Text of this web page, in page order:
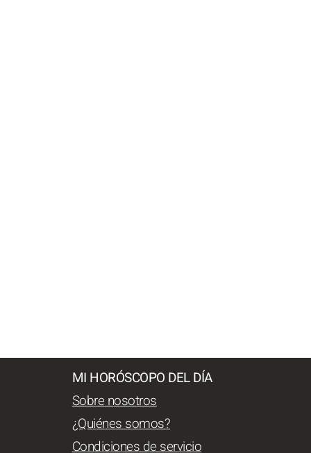
MI HORÓSCOPO DEL DÍA
Sobre nosotros
¿Quiénes somos?
Condiciones de servicio